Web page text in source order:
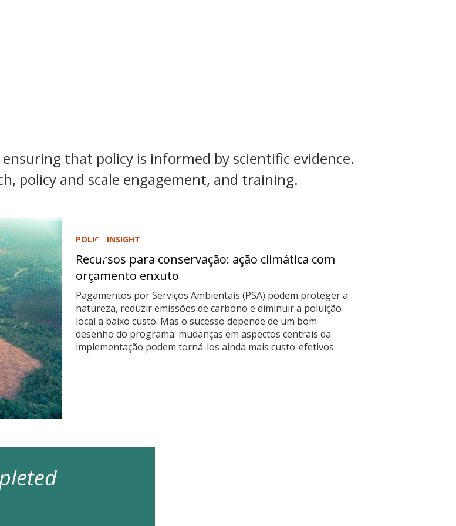
that policy is informed by scientific evidence.
policy and scale engagement, and training.
POLICY INSIGHT
Recursos para conservação: ação climática com
orçamento enxuto
Pagamentos por Serviços Ambientais (PSA) podem proteger a
natureza, reduzir emissões de carbono e diminuir a poluição
local a baixo custo. Mas o sucesso depende de um bom
desenho do programa: mudanças em aspectos centrais da
implementação podem torná-los ainda mais custo-efetivos.